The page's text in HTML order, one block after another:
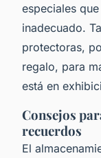
especiales
inadecuado.
protectoras,
regalo, para
está en
Consejos
recuerdos
El